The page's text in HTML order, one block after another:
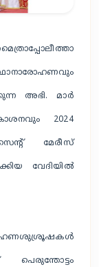
അഭി. മാർ
2024
മേരീസ്
വേദിയിൽ